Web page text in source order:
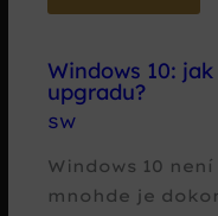
Windows 10:
upgradu?
SW
Windows 10
mnohde je